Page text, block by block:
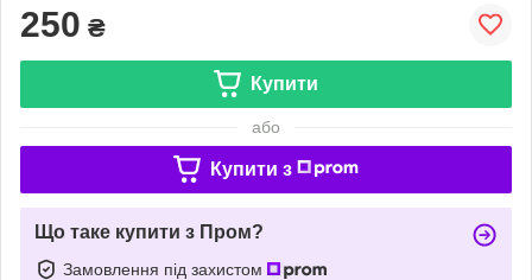
250 ₴
Купити
або
Купити з
Що таке купити з Пром?
Замовлення під захистом